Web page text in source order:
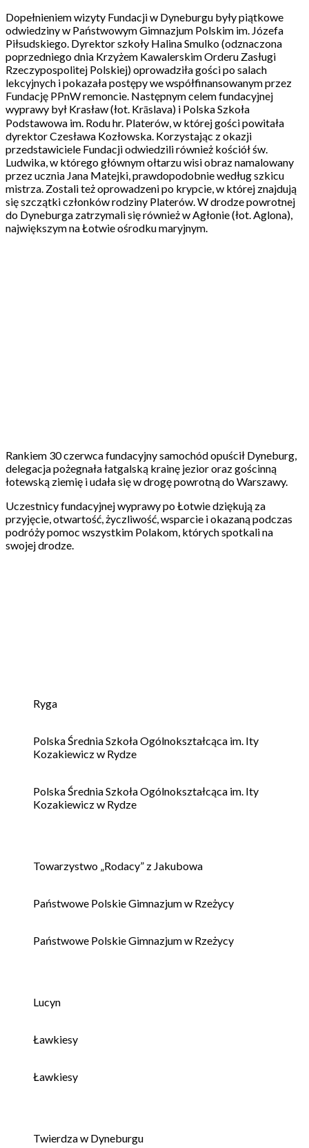
Dopełnieniem wizyty Fundacji w Dyneburgu były piątkowe
odwiedziny w Państwowym Gimnazjum Polskim im. Józefa
Piłsudskiego. Dyrektor szkoły Halina Smulko (odznaczona
poprzedniego dnia Krzyżem Kawalerskim Orderu Zasługi
Rzeczypospolitej Polskiej) oprowadziła gości po salach
lekcyjnych i pokazała postępy we współfinansowanym przez
Fundację PPnW remoncie. Następnym celem fundacyjnej
wyprawy był Krasław (łot. Krāslava) i Polska Szkoła
Podstawowa im. Rodu hr. Platerów, w której gości powitała
dyrektor Czesława Kozłowska. Korzystając z okazji
przedstawiciele Fundacji odwiedzili również kościół św.
Ludwika, w którego głównym ołtarzu wisi obraz namalowany
przez ucznia Jana Matejki, prawdopodobnie według szkicu
mistrza. Zostali też oprowadzeni po krypcie, w której znajdują
się szczątki członków rodziny Platerów. W drodze powrotnej
do Dyneburga zatrzymali się również w Agłonie (łot. Aglona),
największym na Łotwie ośrodku maryjnym.
Rankiem 30 czerwca fundacyjny samochód opuścił Dyneburg,
delegacja pożegnała łatgalską krainę jezior oraz gościnną
łotewską ziemię i udała się w drogę powrotną do Warszawy.
Uczestnicy fundacyjnej wyprawy po Łotwie dziękują za
przyjęcie, otwartość, życzliwość, wsparcie i okazaną podczas
podróży pomoc wszystkim Polakom, których spotkali na
swojej drodze.
Ryga
Polska Średnia Szkoła Ogólnokształcąca im. Ity
Kozakiewicz w Rydze
Polska Średnia Szkoła Ogólnokształcąca im. Ity
Kozakiewicz w Rydze
Towarzystwo „Rodacy” z Jakubowa
Państwowe Polskie Gimnazjum w Rzeżycy
Państwowe Polskie Gimnazjum w Rzeżycy
Lucyn
Ławkiesy
Ławkiesy
Twierdza w Dyneburgu